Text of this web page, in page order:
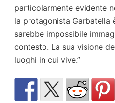
particolarmente evidente
la protagonista Garbatella
sarebbe impossibile
contesto. La sua visione
luoghi in cui vive.”